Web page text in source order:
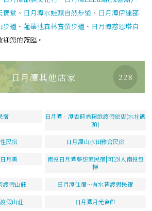
寶堂 、 日月潭水蛙頭自然步道 、 日月潭伊達邵
步道 、 蓮華池森林賞螢步道 、 日月潭慈恩塔自
迎您的蒞臨。
日月潭其他店家 228
宿
日月潭．潭香時尚精緻渡假旅店(水社碼
頭)
民宿 日月潭山水田雅舍民宿
月美
南投日月潭夢想家民宿|可28人南投包
棟
渡假山莊 日月潭住宿～有水巷渡假民宿
假山莊 日月潭月光會館